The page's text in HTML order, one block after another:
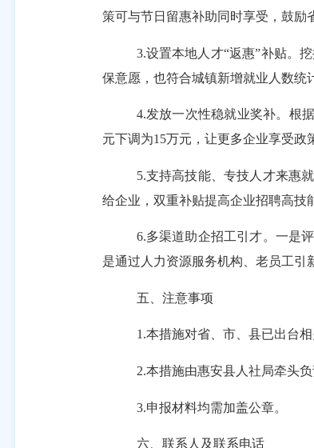
策可与节日留惠补助同时享受，鼓励
3.设置本地人才“返惠”补贴。
保意愿，也符合城镇新增就业人数统
4.发放一次性稳就业奖补。根
元下调为15万元，让更多企业享受政
5.支持高技能、专技人才来惠
给企业，双重补贴提高企业招聘高技
6.多渠道助企招工引才。一是
是通过人力资源服务机构、老员工引
五、注意事项
1.本措施对省、市、县已出台
2.本措施由惠安县人社局牵头负
3.申报材料均需加盖公章。
六、联系人及联系电话